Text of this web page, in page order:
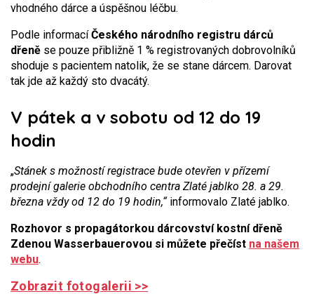
vhodného dárce a úspěšnou léčbu.
Podle informacíČeského národního registru dárců
dřeně se pouze přibližně 1 % registrovaných dobrovolníků
shoduje s pacientem natolik, že se stane dárcem. Darovat
tak jde až každý sto dvacátý.
V pátek a v sobotu od 12 do 19
hodin
„Stánek s možností registrace bude otevřen v přízemí
prodejní galerie obchodního centra Zlaté jablko 28. a 29.
března vždy od 12 do 19 hodin,“ informovalo Zlaté jablko.
Rozhovor s propagátorkou dárcovství kostní dřeně
Zdenou Wasserbauerovou si můžete přečíst na našem
webu.
Zobrazit fotogalerii >>